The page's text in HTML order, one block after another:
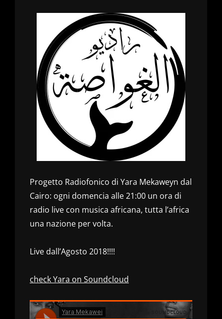
Progetto Radiofonico di Yara Mekaweyn dal
Cairo: ogni domencia alle 21:00 un ora di
radio live con musica africana, tutta l’africa
una nazione per volta.
Live dall’Agosto 2018!!!!
check Yara on Soundcloud